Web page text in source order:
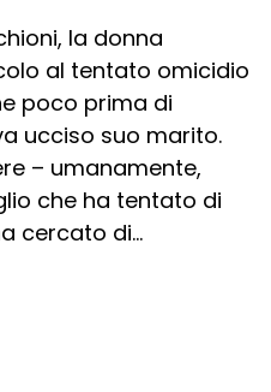
la donna
al tentato omicidio
poco prima di
ucciso suo marito.
– umanamente,
che ha tentato di
cercato di...